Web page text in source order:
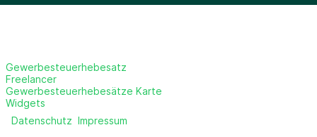
Gewerbesteuerhebesatz
Freelancer
Gewerbesteuerhebesätze Karte
Widgets
Datenschutz Impressum